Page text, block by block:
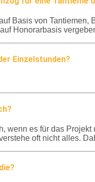
Basis von
Honorarbasis
Einzelstunden?
wenn es für das
oft nicht alles.